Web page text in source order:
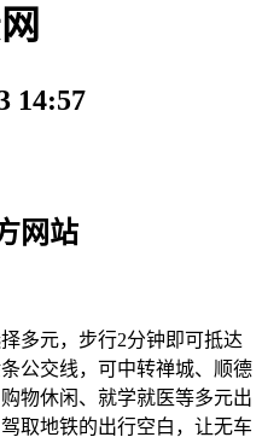
14:57
网站
元，步行2分钟即可抵达
公交线，可中转禅城、顺德
物休闲、就学就医等多元出
取地铁的出行空白，让无车